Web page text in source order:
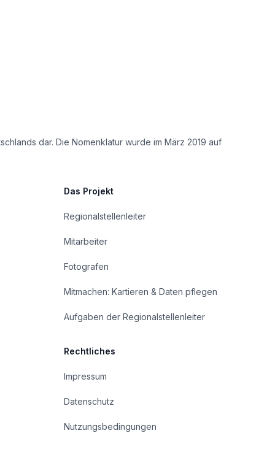
dar. Die Nomenklatur wurde im März 2019 auf
Das Projekt
Regionalstellenleiter
Mitarbeiter
Fotografen
Mitmachen: Kartieren & Daten pflegen
Aufgaben der Regionalstellenleiter
Rechtliches
Impressum
Datenschutz
Nutzungsbedingungen